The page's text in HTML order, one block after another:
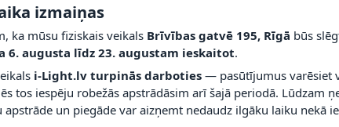
RĀDĪT VAIRĀK
izmaiņas
ka mūsu fiziskais veikals Brīvības gatvē 195, Rīgā būs
6. augusta līdz 23. augustam ieskaitot.
i-Light.lv turpinās darboties — pasūtījumus varēsiet
tos iespēju robežās apstrādāsim arī šajā periodā. Lūdzam
un piegāde var aizņemt nedaudz ilgāku laiku nekā